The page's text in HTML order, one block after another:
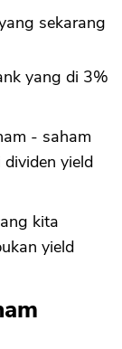
sekarang
yang di 3%
- saham
yield
kita
yield